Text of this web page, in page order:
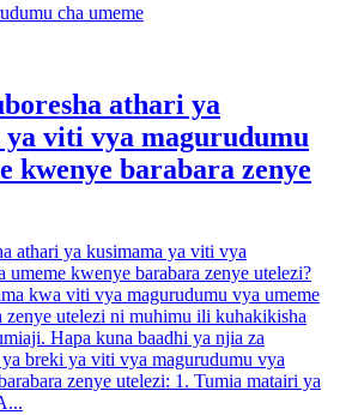
athari ya
ya viti vya magurudumu
kwenye barabara zenye
athari ya kusimama ya viti vya
umeme kwenye barabara zenye utelezi?
kwa viti vya magurudumu vya umeme
zenye utelezi ni muhimu ili kuhakikisha
Hapa kuna baadhi ya njia za
ya breki ya viti vya magurudumu vya
zenye utelezi: 1. Tumia matairi ya